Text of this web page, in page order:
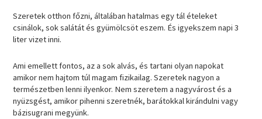
Szeretek otthon főzni, általában hatalmas egy tál ételeket
csinálok, sok salátát és gyümölcsöt eszem. És igyekszem napi 3
liter vizet inni.
Ami emellett fontos, az a sok alvás, és tartani olyan napokat
amikor nem hajtom túl magam fizikailag. Szeretek nagyon a
természetben lenni ilyenkor. Nem szeretem a nagyvárost és a
nyüzsgést, amikor pihenni szeretnék, barátokkal kirándulni vagy
bázisugrani megyünk.